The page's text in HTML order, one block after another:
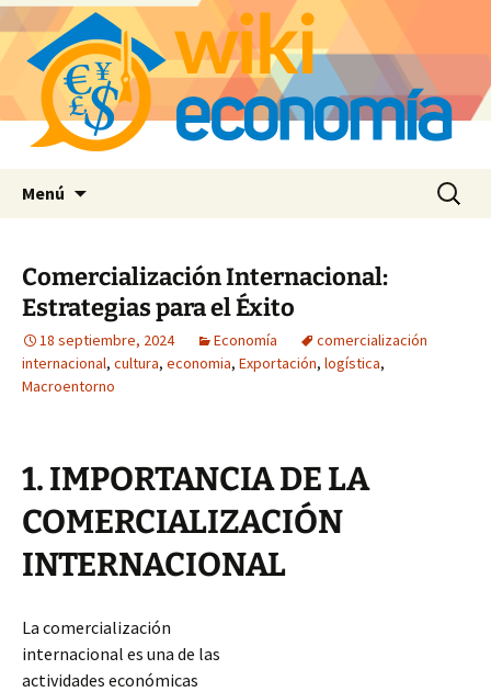
Menú Buscar:
Comercialización Internacional:
Estrategias para el Éxito
18 septiembre, 2024 Economía
comercialización
internacional, cultura, economia, Exportación, logística,
Macroentorno
1. IMPORTANCIA DE LA
COMERCIALIZACIÓN
INTERNACIONAL
La comercialización
internacional es una de las
actividades económicas